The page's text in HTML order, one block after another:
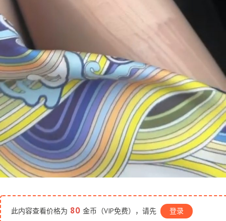
此内容查看价格为 80 金币（VIP免费），请先 登录